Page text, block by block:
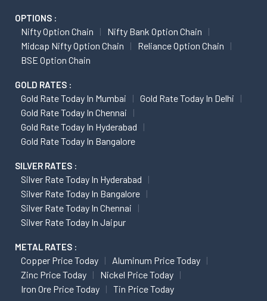
OPTIONS :
Nifty Option Chain
Nifty Bank Option Chain
Midcap Nifty Option Chain
Reliance Option Chain
BSE Option Chain
GOLD RATES :
Gold Rate Today In Mumbai
Gold Rate Today In Delhi
Gold Rate Today In Chennai
Gold Rate Today In Hyderabad
Gold Rate Today In Bangalore
SILVER RATES :
Silver Rate Today In Hyderabad
Silver Rate Today In Bangalore
Silver Rate Today In Chennai
Silver Rate Today In Jaipur
METAL RATES :
Copper Price Today
Aluminum Price Today
Zinc Price Today
Nickel Price Today
Iron Ore Price Today
Tin Price Today